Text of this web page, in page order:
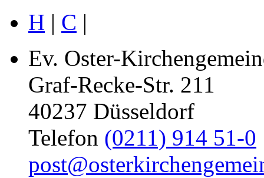
H | C |
Ev. Oster-
Graf-Recke-Str. 211
40237 Düsseldorf
Telefon (0211) 914 51-0